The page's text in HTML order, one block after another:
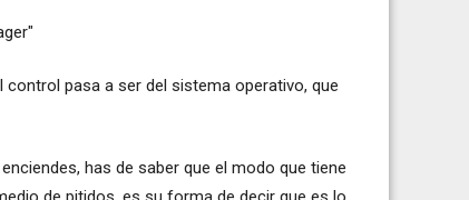
pasa a ser del sistema operativo, que
has de saber que el modo que tiene